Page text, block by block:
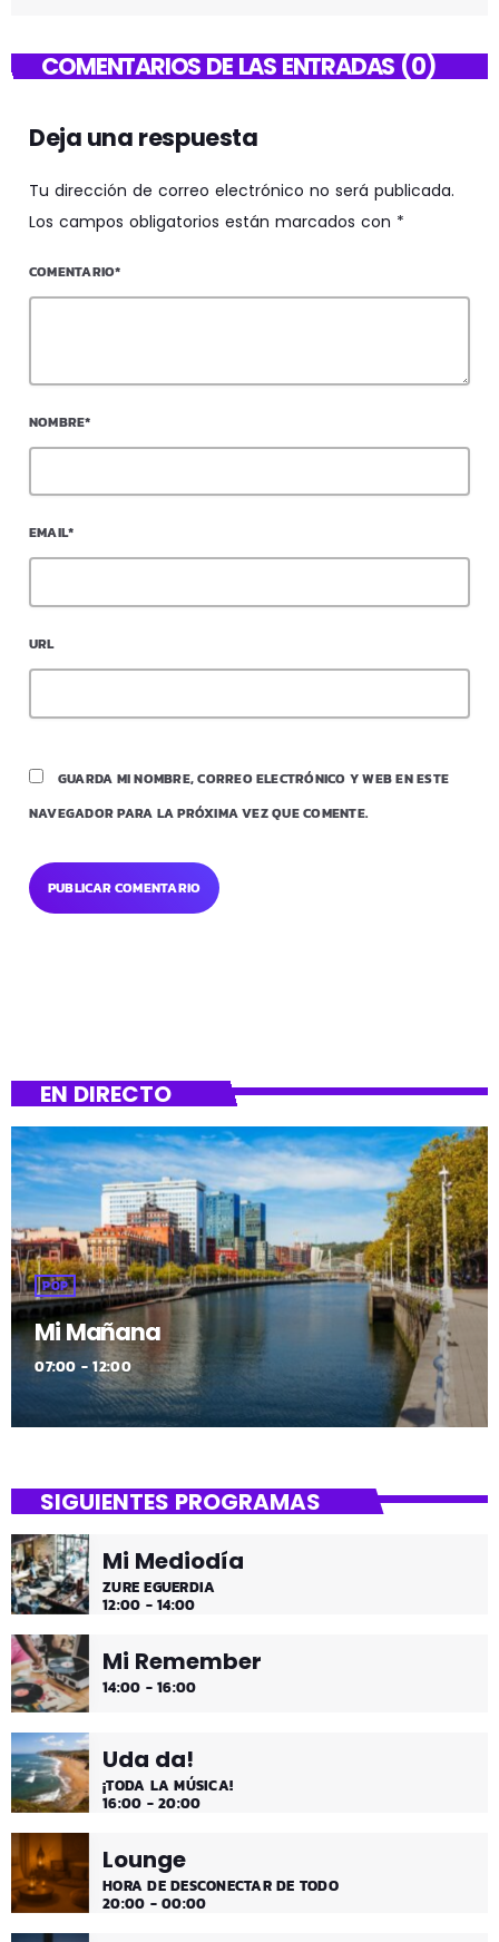
COMENTARIOS DE LAS ENTRADAS (0)
Deja una respuesta
Tu dirección de correo electrónico no será publicada.
Los campos obligatorios están marcados con *
COMENTARIO*
NOMBRE*
EMAIL*
URL
GUARDA MI NOMBRE, CORREO ELECTRÓNICO Y WEB EN ESTE
NAVEGADOR PARA LA PRÓXIMA VEZ QUE COMENTE.
EN DIRECTO
POP
Mi Mañana
07:00 - 12:00
SIGUIENTES PROGRAMAS
Mi Mediodía
ZURE EGUERDIA
12:00 - 14:00
Mi Remember
14:00 - 16:00
Uda da!
¡TODA LA MÚSICA!
16:00 - 20:00
Lounge
HORA DE DESCONECTAR DE TODO
20:00 - 00:00